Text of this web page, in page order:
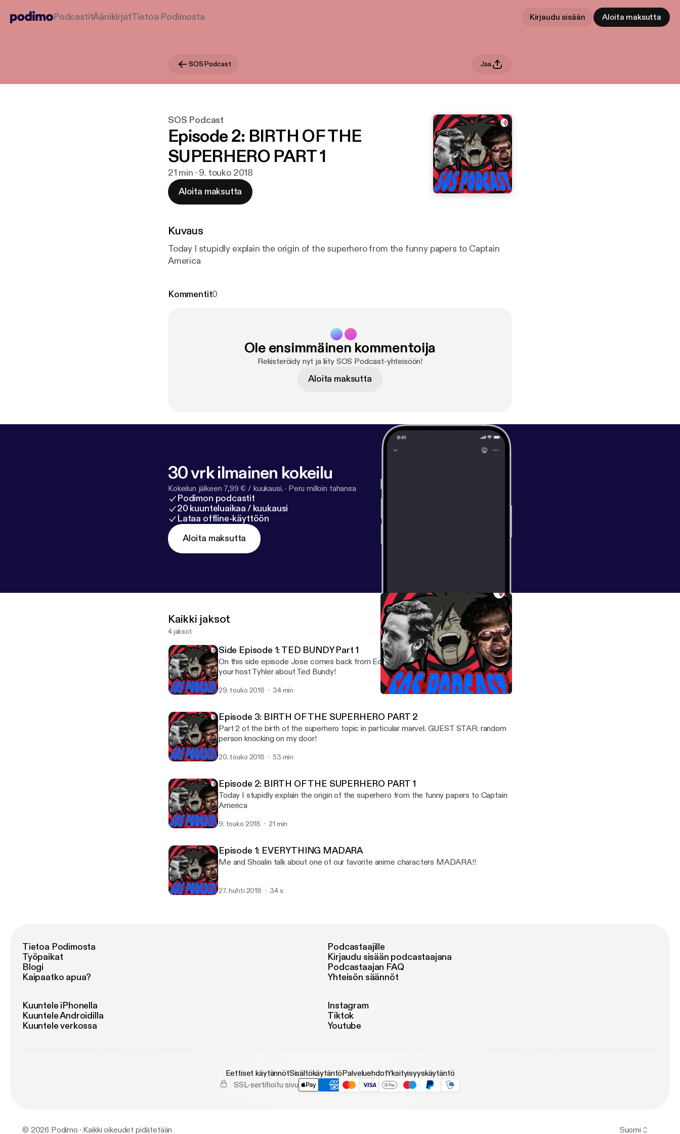
PodcastitÄänikirjatTietoa Podimosta Kirjaudu sisään Aloita maksutta
SOS Podcast Jaa
SOS Podcast
Episode 2: BIRTH OF THE
SUPERHERO PART 1
21 min · 9. touko 2018
Aloita maksutta
Kuvaus
Today I stupidly explain the origin of the superhero from the funny papers to Captain
America
Kommentit0
Ole ensimmäinen kommentoija
Rekisteröidy nyt ja liity SOS Podcast-yhteisöön!
Aloita maksutta
30 vrk ilmainen kokeilu
Kokeilun jälkeen 7,99 € / kuukausi. · Peru milloin tahansa
Podimon podcastit
20 kuunteluaikaa / kuukausi
Lataa offline-käyttöön
Aloita maksutta
Kaikki jaksot
4 jaksot
Side Episode 1: TED BUNDY Part 1
On this side episode Jose comes back from Ecuador just to ramble stupidly with
your host Tyhler about Ted Bundy!
29. touko 2018 34 min
Episode 3: BIRTH OF THE SUPERHERO PART 2
Part 2 of the birth of the superhero topic in particular marvel. GUEST STAR: random
person knocking on my door!
20. touko 2018 53 min
Episode 2: BIRTH OF THE SUPERHERO PART 1
Today I stupidly explain the origin of the superhero from the funny papers to Captain
America
9. touko 2018 21 min
Episode 1: EVERYTHING MADARA
Me and Shoalin talk about one of our favorite anime characters MADARA!!
27. huhti 2018 34 s
Tietoa Podimosta
Työpaikat
Blogi
Kaipaatko apua?
Podcastaajille
Kirjaudu sisään podcastaajana
Podcastaajan FAQ
Yhteisön säännöt
Kuuntele iPhonella
Kuuntele Androidilla
Kuuntele verkossa
Instagram
Tiktok
Youtube
Eettiset käytännötSisältökäytäntöPalveluehdotYksityisyyskäytäntö
SSL-sertifioitu sivu
© 2026 Podimo · Kaikki oikeudet pidätetään Suomi